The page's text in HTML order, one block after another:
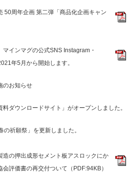
50周年企画 第二弾「商品化企画キャン
インマグの公式SNS Instagram・
年5月から開始します。
のお知らせ
料ダウンロードサイト」がオープンしました。
の祈願祭」を更新しました。
造の押出成形セメント板アスロックにか
会評価書の再交付ついて（PDF:94KB）